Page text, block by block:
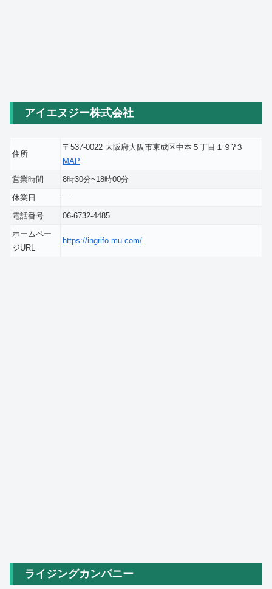
アイエヌジー株式会社
住所
〒537-0022 大阪府大阪市東成区中本５丁目１９?３
MAP
営業時間
8時30分~18時00分
休業日
―
電話番号
06-6732-4485
ホームペー
ジURL
https://ingrifo-mu.com/
ライジングカンパニー